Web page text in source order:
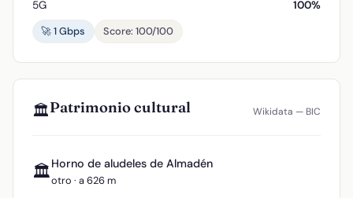
5G
100%
🚀 1 Gbps
Score: 100/100
🏛️Patrimonio cultural Wikidata — BIC
🏛️Horno de aludeles de Almadén
otro · a 626 m